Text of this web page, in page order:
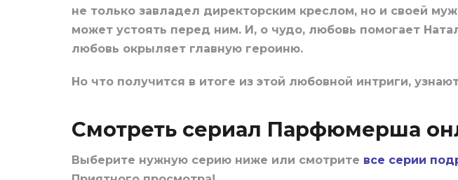
не только завладел директорским креслом, но и своей
может устоять перед ним. И, о чудо, любовь помогает
любовь окрыляет главную героиню.
Но что получится в итоге из этой любовной интриги,
Смотреть сериал Парфюмерша
Выберите нужную серию ниже или смотрите все серии